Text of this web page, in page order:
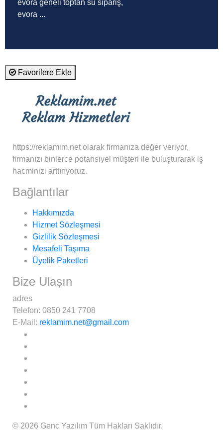
evora geneli toptan su sipariş,
evora ...
Favorilere Ekle
https://reklamim.net olarak firmanıza değer veriyor,
firmanızı binlerce potansiyel müşteri ile buluşturarak iş
hacminizi arttırıyoruz.
Bağlantılar
Hakkımızda
Hizmet Sözleşmesi
Gizlilik Sözleşmesi
Mesafeli Taşıma
Üyelik Paketleri
Bize Ulaşın
adres
Telefon: 0850 241 7708
E-Mail: reklamim.net@gmail.com
© 2026 Genc Yazılım Tüm Hakları Saklıdır.